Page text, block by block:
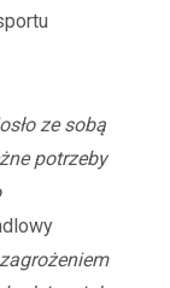
ze sobą
potrzeby